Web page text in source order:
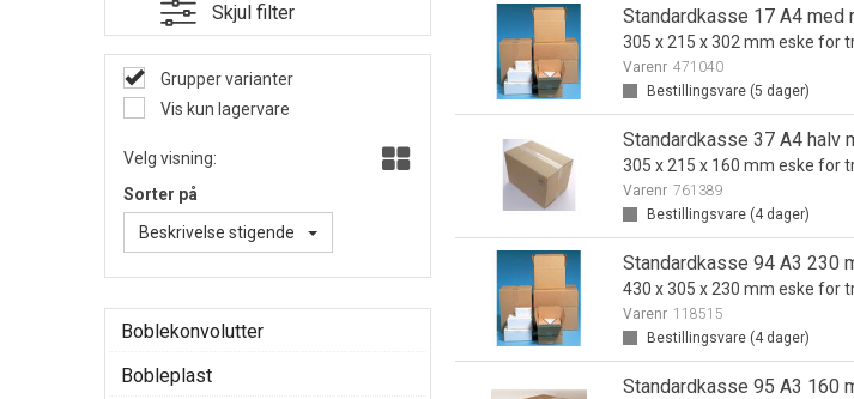
Grupper varianter
Vis kun lagervare
Velg visning:
Sorter på
Beskrivelse stigende
Boblekonvolutter
Bobleplast
Standardkasse 17 A4 med
305 x 215 x 302 mm eske for
Varenr 471040
Bestillingsvare (5 dager)
Standardkasse 37 A4 halv
305 x 215 x 160 mm eske for
Varenr 761389
Bestillingsvare (4dager)
Standardkasse 94 A3 230
430 x 305 x 230 mm eske for
Varenr 118515
Bestillingsvare (4dager)
Standardkasse 95 A3 160